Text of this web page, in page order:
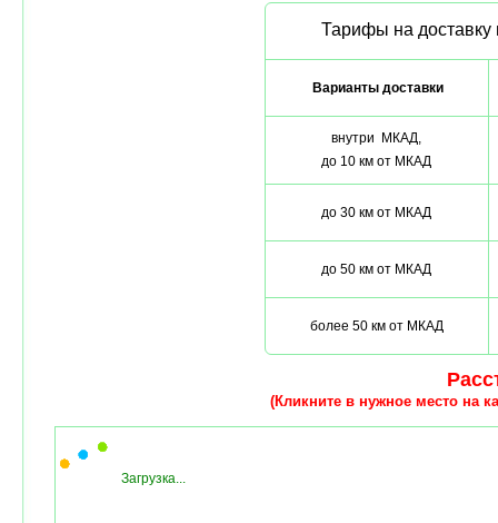
Тарифы на доставку
Варианты доставки
внутри МКАД,
до 10 км от МКАД
до 30 км от МКАД
до 50 км от МКАД
более 50 км от МКАД
(Кликните в нужное место на
Загрузка...